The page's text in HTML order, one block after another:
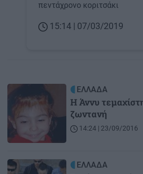
πεντάχρονο κοριτσάκι
15:14 | 07/03/2019
ΕΛΛΑΔΑ
H Άννυ
ζωντανή
14:24 | 23/09/2016
Image ΕΛΛΑΔΑ